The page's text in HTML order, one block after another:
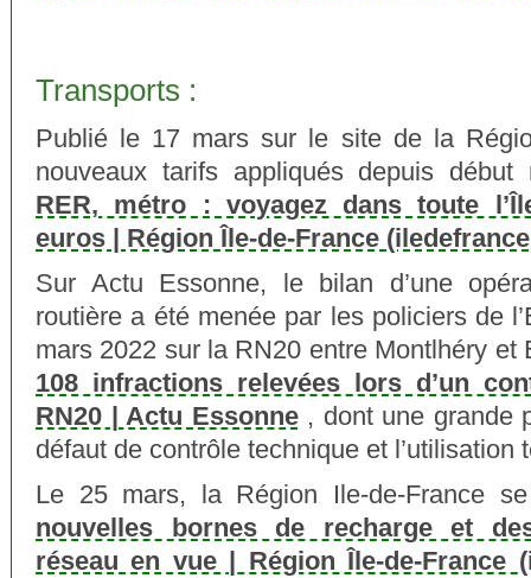
Transports :
Publié le 17 mars sur le site de la
nouveaux tarifs appliqués depuis
RER, métro : voyagez dans toute
euros | Région Île-de-France
Sur Actu Essonne, le bilan d’une
routière a été menée par les policiers de
mars 2022 sur la RN20 entre Montlhéry
108 infractions relevées lors d’un
RN20 | Actu Essonne, dont une grande
défaut de contrôle technique et l’utilisation
Le 25 mars, la Région Ile-de-France
nouvelles bornes de recharge et
réseau en vue | Région Île-de-France